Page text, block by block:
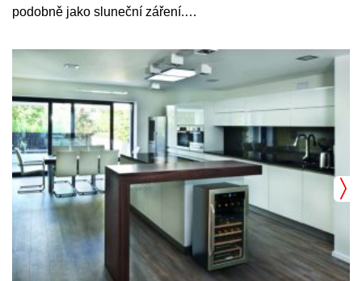
podobně jako sluneční záření.…